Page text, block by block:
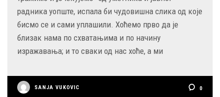
радника уопште, испала би чудовишна слика од које
бисмо се и сами уплашили. Хоћемо прво да је
близак нама по схватањима и по начину
изражавања; и то сваки од нас хоће, а ми
SANJA VUKOVIC 0